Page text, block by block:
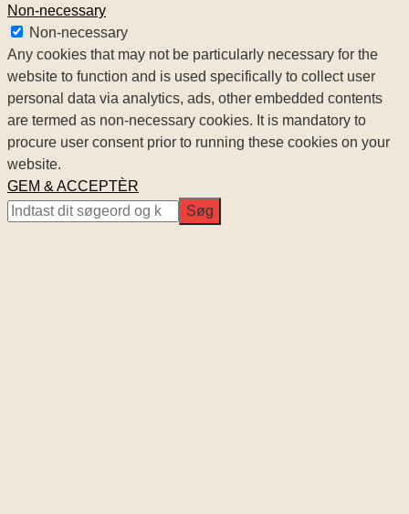
Non-necessary
Non-necessary
Any cookies that may not be particularly necessary for the
website to function and is used specifically to collect user
personal data via analytics, ads, other embedded contents
are termed as non-necessary cookies. It is mandatory to
procure user consent prior to running these cookies on your
website.
GEM & ACCEPTÈR